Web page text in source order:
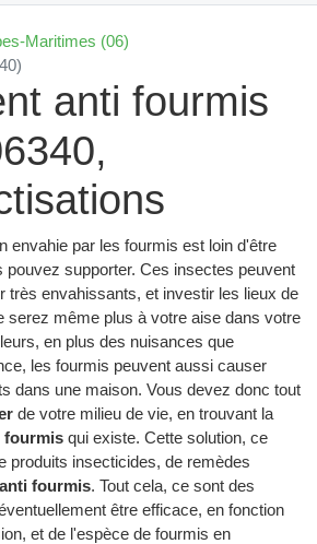
Maritimes (06)
anti fourmis
envahie par les fourmis est loin d'être
pouvez supporter. Ces insectes peuvent
très envahissants, et investir les lieux de
serez même plus à votre aise dans votre
en plus des nuisances que
les fourmis peuvent aussi causer
dans une maison. Vous devez donc tout
de votre milieu de vie, en trouvant la
fourmis qui existe. Cette solution, ce
produits insecticides, de remèdes
fourmis. Tout cela, ce sont des
être efficace, en fonction
et de l'espèce de fourmis en